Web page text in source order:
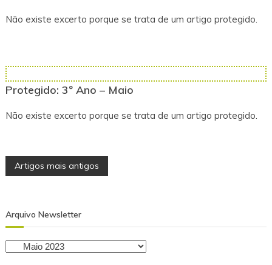
Não existe excerto porque se trata de um artigo protegido.
Protegido: 3º Ano – Maio
Não existe excerto porque se trata de um artigo protegido.
N
v
e
Artigos mais antigos
Arquivo Newsletter